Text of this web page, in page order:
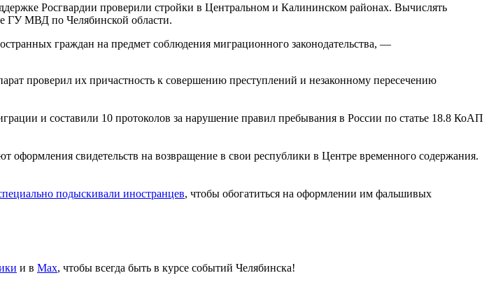
Росгвардии проверили стройки в Центральном и Калининском районах. Вычислять
ГУ МВД по Челябинской области.
граждан на предмет соблюдения миграционного законодательства, —
проверил их причастность к совершению преступлений и незаконному пересечению
и составили 10 протоколов за нарушение правил пребывания в России по статье 18.8 КоАП
оформления свидетельств на возвращение в свои республики в Центре временного содержания.
подыскивали иностранцев, чтобы обогатиться на оформлении им фальшивых
и в Max, чтобы всегда быть в курсе событий Челябинска!